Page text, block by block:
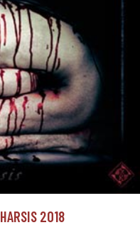
2018